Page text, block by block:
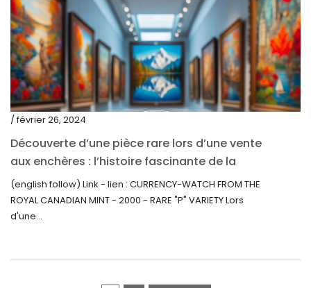
juin 2020
mai 2020
mars 2020
février 2020
décembre 2019
octobre 2019
septembre 2019
juin 2019
avril 2019
/ février 26, 2024
Découverte d’une pièce rare lors d’une vente
aux enchères : l’histoire fascinante de la
Monnaie-Montre de la Monnaie Royale du
Canada (2000) Rare Variété « P »
(english follow) Link - lien : CURRENCY-WATCH FROM THE
ROYAL CANADIAN MINT - 2000 - RARE "P" VARIETY Lors
d'une...